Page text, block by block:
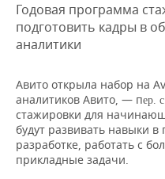
ДЕКЛАРАЦИИ О
ВУЗЫ ТАТАРСТАНА
КОМУ ПРИНАДЛЕЖАТ
ТОРГОВЫЕ ЦЕНТРЫ
ТАТАРСТАНА
НОВОСТИ ЭКОНОМИКИ
БАНКИ
БЮДЖЕТ
ИНВЕСТИЦИИ
ПРОМЫШЛЕННОСТЬ
АГРОПРОМ
МАШИНОСТРОЕНИЕ
НОВОСТИ
АВТО
НОВОСТИ АВТО
БИЗНЕС
НОВОСТИ БИЗНЕСА
ТЕХНОЛОГИИ
Годовая программа
подготовить кадры в
аналитики
Авито открыла набор на
аналитиков Авито, — пер.
стажировки для
будут развивать навыки в
разработке, работать с
прикладные задачи.